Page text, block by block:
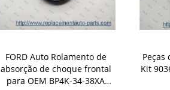
FORD Auto Rolamento de
absorção de choque frontal
para OEM BP4K-34-38XA
Peças
Kit